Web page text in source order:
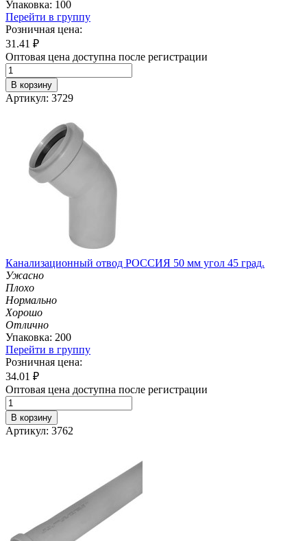
Упаковка: 100
Перейти в группу
Розничная цена:
31.41 ₽
Оптовая цена доступна после регистрации
В корзину
Артикул: 3729
Канализационный отвод РОССИЯ 50 мм угол 45 град.
Ужасно
Плохо
Нормально
Хорошо
Отлично
Упаковка: 200
Перейти в группу
Розничная цена:
34.01 ₽
Оптовая цена доступна после регистрации
В корзину
Артикул: 3762